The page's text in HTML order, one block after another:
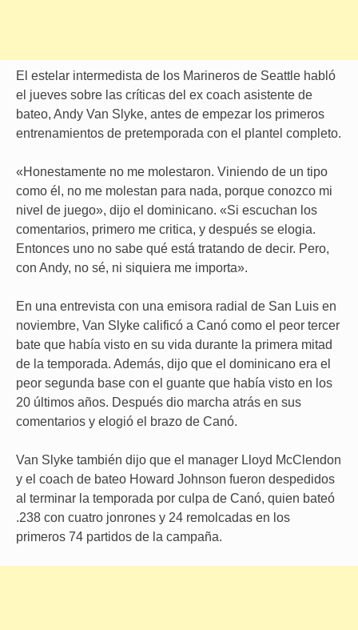
El estelar intermedista de los Marineros de Seattle habló
el jueves sobre las críticas del ex coach asistente de
bateo, Andy Van Slyke, antes de empezar los primeros
entrenamientos de pretemporada con el plantel completo.
«Honestamente no me molestaron. Viniendo de un tipo
como él, no me molestan para nada, porque conozco mi
nivel de juego», dijo el dominicano. «Si escuchan los
comentarios, primero me critica, y después se elogia.
Entonces uno no sabe qué está tratando de decir. Pero,
con Andy, no sé, ni siquiera me importa».
En una entrevista con una emisora radial de San Luis en
noviembre, Van Slyke calificó a Canó como el peor tercer
bate que había visto en su vida durante la primera mitad
de la temporada. Además, dijo que el dominicano era el
peor segunda base con el guante que había visto en los
20 últimos años. Después dio marcha atrás en sus
comentarios y elogió el brazo de Canó.
Van Slyke también dijo que el manager Lloyd McClendon
y el coach de bateo Howard Johnson fueron despedidos
al terminar la temporada por culpa de Canó, quien bateó
.238 con cuatro jonrones y 24 remolcadas en los
primeros 74 partidos de la campaña.